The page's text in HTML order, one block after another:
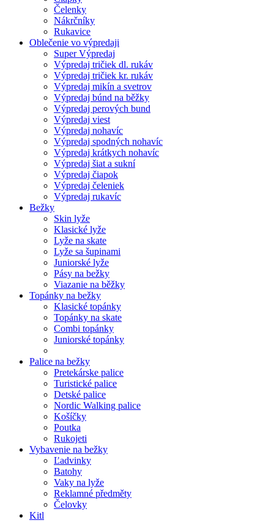
Čelenky
Nákrčníky
Rukavice
Oblečenie vo výpredaji
Super Výpredaj
Výpredaj tričiek dl. rukáv
Výpredaj tričiek kr. rukáv
Výpredaj mikín a svetrov
Výpredaj búnd na běžky
Výpredaj perových bund
Výpredaj viest
Výpredaj nohavíc
Výpredaj spodných nohavíc
Výpredaj krátkych nohavíc
Výpredaj šiat a sukní
Výpredaj čiapok
Výpredaj čeleniek
Výpredaj rukavíc
Bežky
Skin lyže
Klasické lyže
Lyže na skate
Lyže sa šupinami
Juniorské lyže
Pásy na bežky
Viazanie na běžky
Topánky na bežky
Klasické topánky
Topánky na skate
Combi topánky
Juniorské topánky
Palice na bežky
Pretekárske palice
Turistické palice
Detské palice
Nordic Walking palice
Košíčky
Poutka
Rukojeti
Vybavenie na bežky
Ľadvinky
Batohy
Vaky na lyže
Reklamné předměty
Čelovky
Kitl